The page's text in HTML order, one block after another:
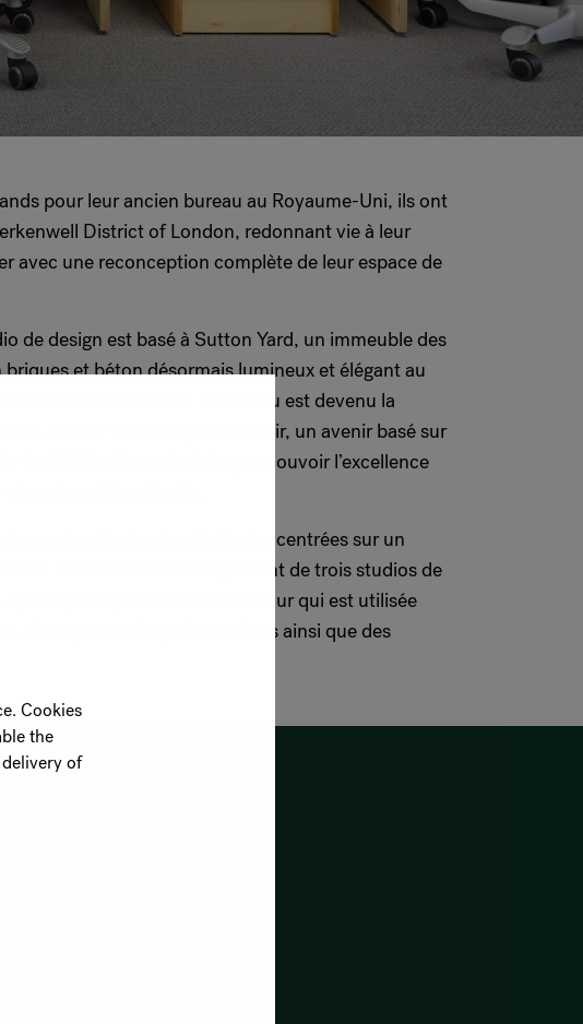
Cookies
the
of
pour leur ancien bureau au Royaume-Uni, ils ont
District of London, redonnant vie à leur
avec une reconception complète de leur espace de
de design est basé à Sutton Yard, un immeuble des
et béton désormais lumineux et élégant au
vivant de Clerkenwell. Le bureau est devenu la
de Jestico + Whiles pour l’avenir, un avenir basé sur
flexibilité et le souhait de promouvoir l’excellence
montrent trois ailes distinctes centrées sur un
Ceci a facilité l’arrangement de trois studios de
« place publique » flexible au cœur qui est utilisée
des repas et des présentations ainsi que des
mais
Nous
nos